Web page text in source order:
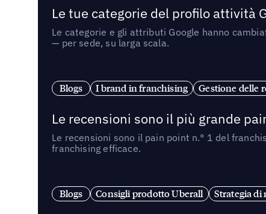
Le tue categorie del profilo attività
Le categorie e gli attributi Google hanno
— per sede, su larga scala.
Blogs I brand in franchising Gestione delle
Le recensioni sono il più grande
Le recensioni sono il pain point n.° 1 del
franchising efficace.
Blogs Consigli prodotto Uberall Strategia di